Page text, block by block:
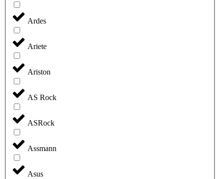
Ardes
Ariete
Ariston
AS Rock
ASRock
Assmann
Asus